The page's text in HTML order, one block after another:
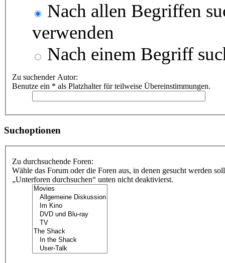
Nach allen Begriffen
verwenden
Nach einem Begriff
Zu suchender Autor:
Benutze ein * als Platzhalter für teilweise Übereinstimmungen.
Suchoptionen
Zu durchsuchende Foren:
Wähle das Forum oder die Foren aus, in denen gesucht werden
„Unterforen durchsuchen“ unten nicht deaktivierst.